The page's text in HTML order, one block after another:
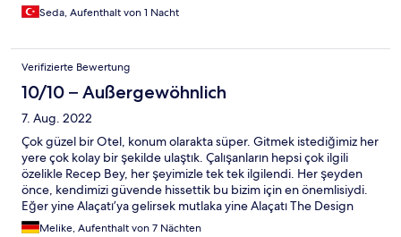
Seda, Aufenthalt von 1 Nacht
Verifizierte Bewertung
10/10 – Außergewöhnlich
7. Aug. 2022
Çok güzel bir Otel, konum olarakta süper. Gitmek istediğimiz her
yere çok kolay bir şekilde ulaştık. Çalışanların hepsi çok ilgili
özelikle Recep Bey, her şeyimizle tek tek ilgilendi. Her şeyden
önce, kendimizi güvende hissettik bu bizim için en önemlisiydi.
Eğer yine Alaçatı’ya gelirsek mutlaka yine Alaçatı The Design
Hoteli tercih edeceğiz.
Melike, Aufenthalt von 7 Nächten